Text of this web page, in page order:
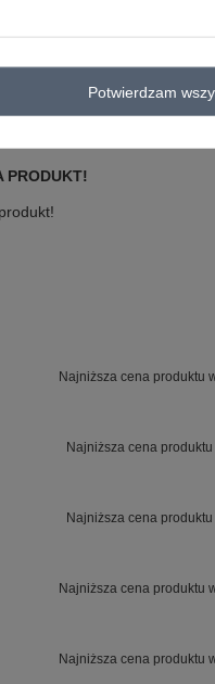
- rodzaj ostrzeżenia
PRODUKT!
Najniższa cena produktu
Najniższa cena
Najniższa cena
Najniższa cena produktu
Najniższa cena produktu
Potwierdzam